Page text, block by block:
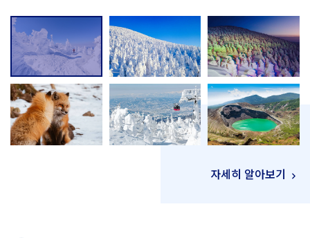
자세히 알아보기